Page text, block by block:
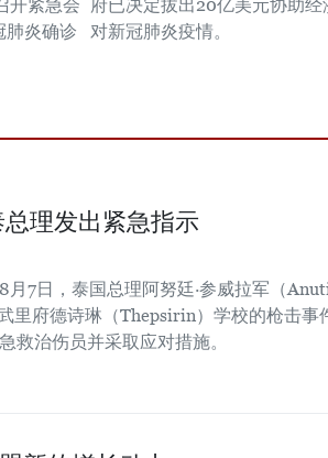
开紧急会
肺炎确诊
府已决定拔出20亿美元协助经
对新冠肺炎疫情。
理发出紧急指示
7日，泰国总理阿努廷·参威拉军（
里府德诗琳（Thepsirin）学校的枪击事
救治伤员并采取应对措施。